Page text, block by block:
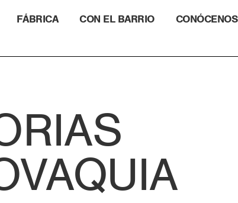
FÁBRICA CON EL BARRIO CONÓCENOS